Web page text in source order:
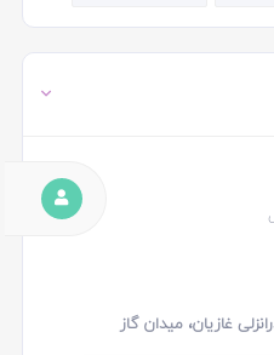
غازیان، میدان گاز